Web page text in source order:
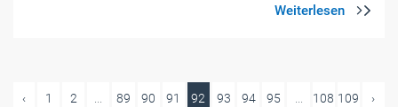
‹ 1 2 ... 89 90 91 92 93 94 95 ... 108 109 ›